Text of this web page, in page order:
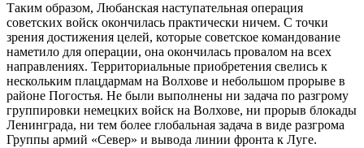
Таким образом, Любанская наступательная операция
советских войск окончилась практически ничем. С точки
зрения достижения целей, которые советское командование
наметило для операции, она окончилась провалом на всех
направлениях. Территориальные приобретения свелись к
нескольким плацдармам на Волхове и небольшом прорыве в
районе Погостья. Не были выполнены ни задача по разгрому
группировки немецких войск на Волхове, ни прорыв блокады
Ленинграда, ни тем более глобальная задача в виде разгрома
Группы армий «Север» и вывода линии фронта к Луге.